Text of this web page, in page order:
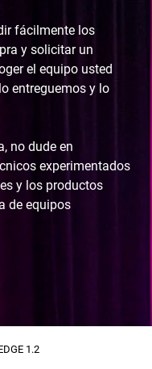
fácilmente los
y solicitar un
el equipo usted
entreguemos y lo
no dude en
experimentados
y los productos
de equipos
1.2